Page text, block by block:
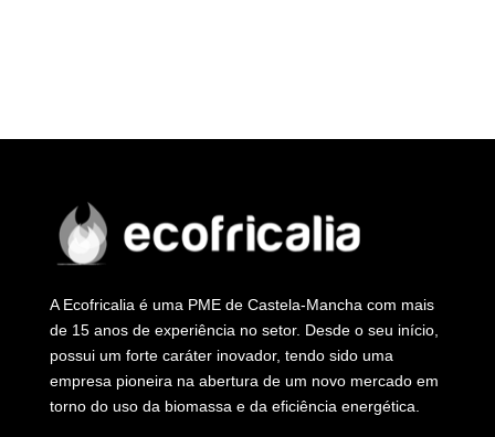
A Ecofricalia é uma PME de Castela-Mancha com mais
de 15 anos de experiência no setor. Desde o seu início,
possui um forte caráter inovador, tendo sido uma
empresa pioneira na abertura de um novo mercado em
torno do uso da biomassa e da eficiência energética.